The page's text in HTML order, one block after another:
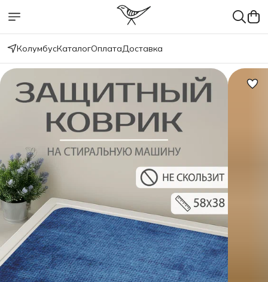
КолумбусКаталогОплатаДоставка